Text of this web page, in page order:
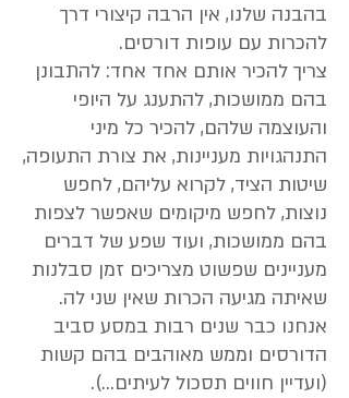
בהבנה שלנו, אין הרבה קיצורי דרך
להכרות עם עופות דורסים.
צריך להכיר אותם אחד אחד: להתבונן
בהם ממושכות, להתענג על היופי
והעוצמה שלהם, להכיר כל מיני
התנהגויות מעניינות, את צורת התעופה,
שיטות הציד, לקרוא עליהם, לחפש
נוצות, לחפש מיקומים שאפשר לצפות
בהם ממושכות, ועוד שפע של דברים
מעניינים שפשוט מצריכים זמן סבלנות
שאיתה מגיעה הכרות שאין שני לה.
אנחנו כבר שנים רבות במסע סביב
הדורסים וממש מאוהבים בהם קשות
(ועדיין חווים תסכול לעיתים...).